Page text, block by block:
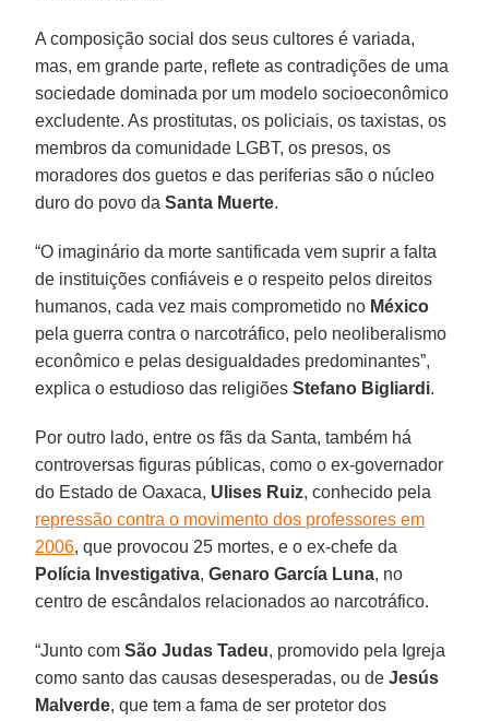
A composição social dos seus cultores é variada,
mas, em grande parte, reflete as contradições de uma
sociedade dominada por um modelo socioeconômico
excludente. As prostitutas, os policiais, os taxistas, os
membros da comunidade LGBT, os presos, os
moradores dos guetos e das periferias são o núcleo
duro do povo daSanta Muerte.
“O imaginário da morte santificada vem suprir a falta
de instituições confiáveis e o respeito pelos direitos
humanos, cada vez mais comprometido no México
pela guerra contra o narcotráfico, pelo neoliberalismo
econômico e pelas desigualdades predominantes”,
explica o estudioso das religiõesStefano Bigliardi.
Por outro lado, entre os fãs da Santa, também há
controversas figuras públicas, como o ex-governador
do Estado de Oaxaca, Ulises Ruiz, conhecido pela
repressão contra o movimento dos professores em
2006, que provocou 25 mortes, e o ex-chefe da
Polícia Investigativa,Genaro García Luna, no
centro de escândalos relacionados ao narcotráfico.
“Junto comSão Judas Tadeu, promovido pela Igreja
como santo das causas desesperadas, ou deJesús
Malverde, que tem a fama de ser protetor dos